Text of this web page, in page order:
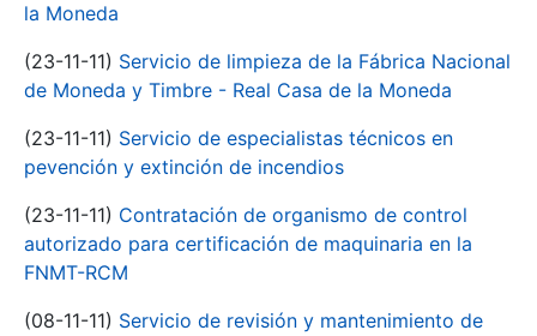
la Moneda
(23-11-11) Servicio de limpieza de la Fábrica Nacional
de Moneda y Timbre - Real Casa de la Moneda
(23-11-11) Servicio de especialistas técnicos en
pevención y extinción de incendios
(23-11-11) Contratación de organismo de control
autorizado para certificación de maquinaria en la
FNMT-RCM
(08-11-11) Servicio de revisión y mantenimiento de